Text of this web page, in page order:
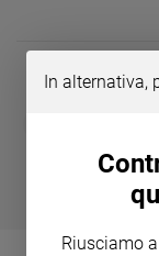
Chiesa
- VOL DA 1 AL 5
€ 64,50
In alternativa,
Riusciamo